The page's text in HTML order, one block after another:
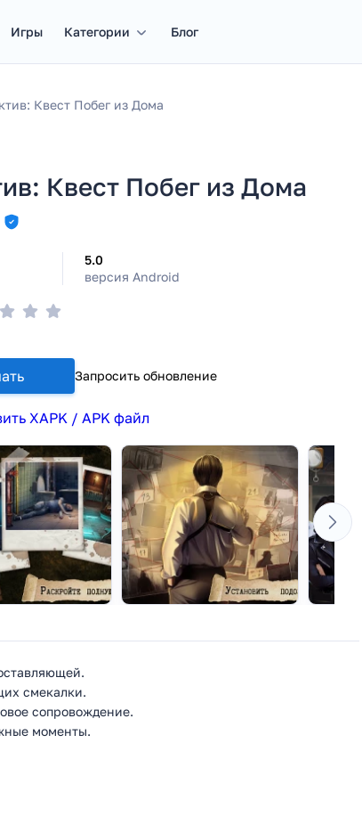
Игры Категории Блог
Квест Побег из Дома
Квест Побег из Дома
5.0
версия Android
Запросить обновление
XAPK / APK файл
смекалки.
сопровождение.
моменты.